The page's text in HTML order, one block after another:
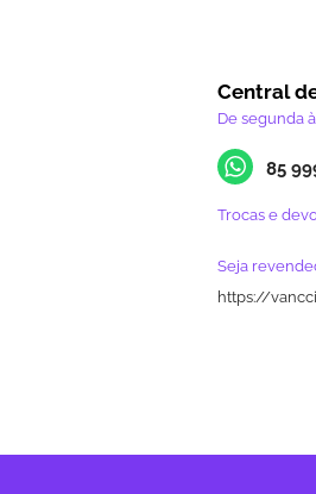
Central
De segunda
85
Trocas e
Seja
https://